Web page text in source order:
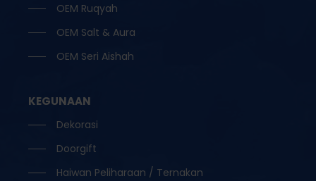
OEM Ruqyah
OEM Salt & Aura
OEM Seri Aishah
KEGUNAAN
Dekorasi
Doorgift
Haiwan Peliharaan / Ternakan